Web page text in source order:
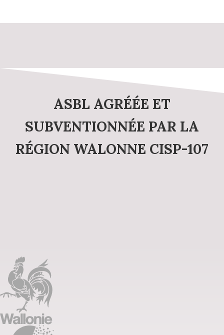
ASBL AGRÉÉE ET
SUBVENTIONNÉE PAR LA
RÉGION WALONNE CISP-107